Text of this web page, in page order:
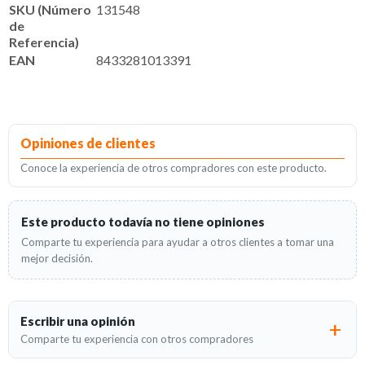
SKU (Número
de
Referencia)
131548
EAN 8433281013391
Opiniones de clientes
Conoce la experiencia de otros compradores con este producto.
Este producto todavía no tiene opiniones
Comparte tu experiencia para ayudar a otros clientes a tomar una
mejor decisión.
Escribir una opinión
Comparte tu experiencia con otros compradores